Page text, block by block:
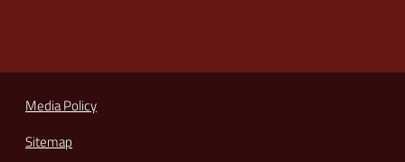
Media Policy
Sitemap